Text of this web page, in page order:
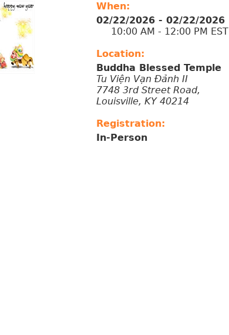
When:
02/22/2026 - 02/22/2026
10:00 AM - 12:00 PM EST
Location:
Buddha Blessed Temple
Tu Viện Vạn Đảnh II
7748 3rd Street Road,
Louisville, KY 40214
Registration:
In-Person